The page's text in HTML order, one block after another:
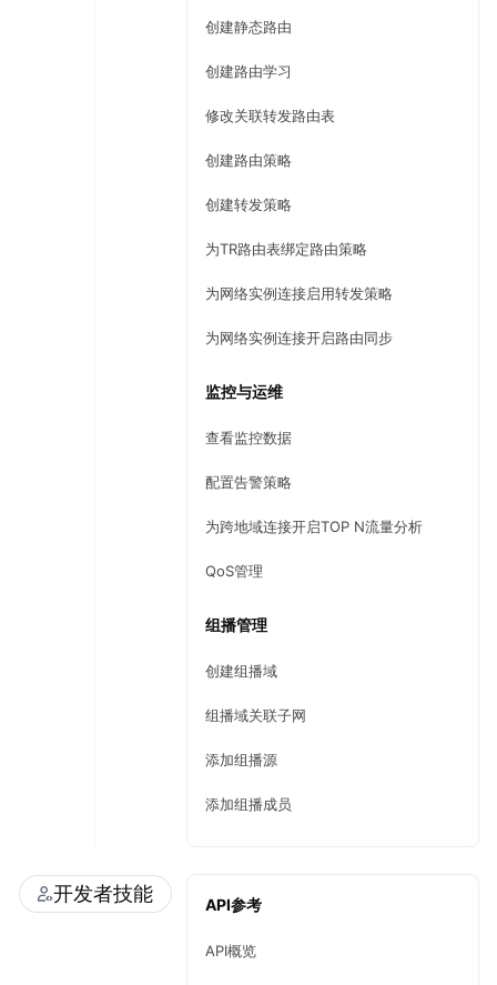
创建静态路由
创建路由学习
修改关联转发路由表
创建路由策略
创建转发策略
为TR路由表绑定路由策略
为网络实例连接启用转发策略
为网络实例连接开启路由同步
监控与运维
查看监控数据
配置告警策略
为跨地域连接开启TOP N流量分析
QoS管理
组播管理
创建组播域
组播域关联子网
添加组播源
添加组播成员
开发者技能 API参考
API概览